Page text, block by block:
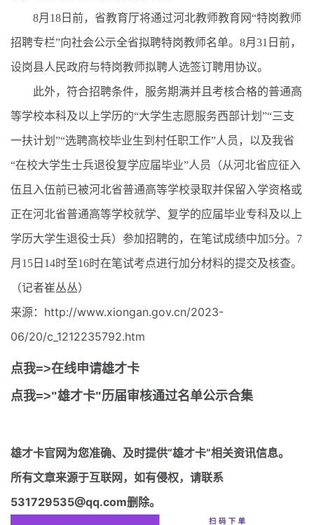
8月18日前，省教育厅将通过河北教师教育网“特岗教师
招聘专栏”向社会公示全省拟聘特岗教师名单。8月31日前，
设岗县人民政府与特岗教师拟聘人选签订聘用协议。
此外，符合招聘条件，服务期满并且考核合格的普通高
等学校本科及以上学历的“大学生志愿服务西部计划”“三支
一扶计划”“选聘高校毕业生到村任职工作”人员，以及我省
“在校大学生士兵退役复学应届毕业”人员（从河北省应征入
伍且入伍前已被河北省普通高等学校录取并保留入学资格或
正在河北省普通高等学校就学、复学的应届毕业专科及以上
学历大学生退役士兵）参加招聘的，在笔试成绩中加5分。7
月15日14时至16时在笔试考点进行加分材料的提交及核查。
（记者崔丛丛）
来源：http://www.xiongan.gov.cn/2023-
06/20/c_1212235792.htm
点我=>在线申请雄才卡
点我=>"雄才卡"历届审核通过名单公示合集
雄才卡官网为您准确、及时提供“雄才卡”相关资讯信息。
所有文章来源于互联网，如有侵权，请联系
531729535@qq.com删除。